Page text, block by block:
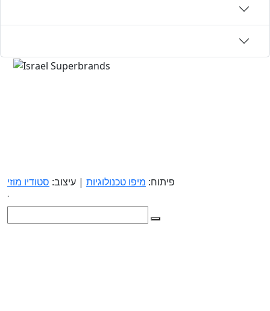
פיתוח: מיפו טכנולוגיות | עיצוב: סטודיו מוזי
.